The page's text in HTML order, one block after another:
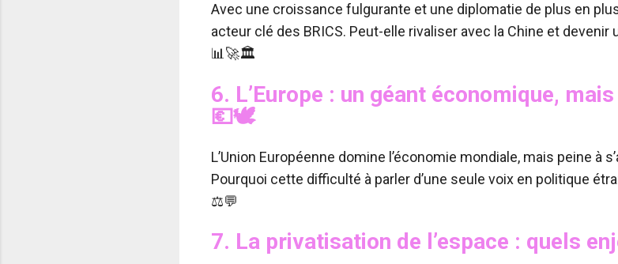
Avec une croissance fulgurante et une diplomatie de plus en
acteur clé des BRICS. Peut-elle rivaliser avec la Chine et
📊🚀🏛️
6. L’Europe : un géant économique,
💶🕊️
L’Union Européenne domine l’économie mondiale, mais peine à
Pourquoi cette difficulté à parler d’une seule voix en politique
⚖️💬
7. La privatisation de l’espace : quels